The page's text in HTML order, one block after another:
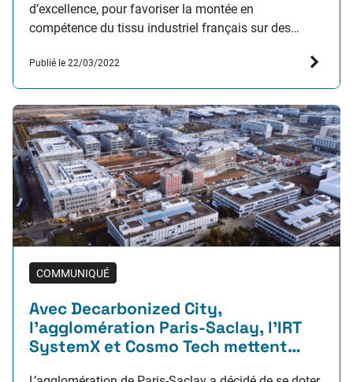
d’excellence, pour favoriser la montée en
compétence du tissu industriel français sur des
tels que l’IA, le calcul scientifique, la blockchain, la
Ce dispositif se nourrit…
Publié le 22/03/2022
COMMUNIQUÉ
Avec Decarbonized City,
l’agglomération Paris-Saclay, l’IRT
SystemX et Cosmo Tech mettent